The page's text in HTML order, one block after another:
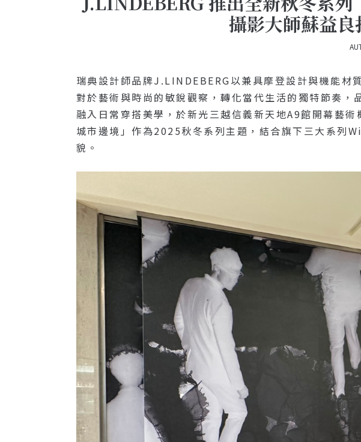
攝影大師蘇益
瑞典設計師品牌J.LINDEBERG以兼具摩登設計與機能
對於藝術與時尚的敏銳觀察，轉化當代生活的獨特節奏
融入日常穿搭美學，於新光三越信義新天地A9館開幕
城市邊境」作為2025秋冬系列主題，結合旗下三大系列
貌。